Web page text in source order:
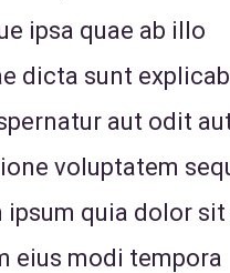
ipsa quae ab illo
dicta sunt
aut odit
voluptatem
quia dolor sit
eius modi tempora